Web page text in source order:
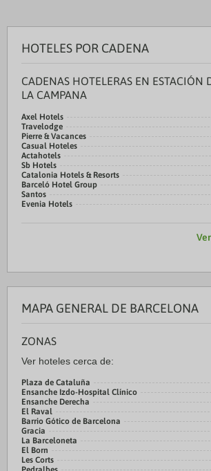
HOTELES POR CADENA
CADENAS HOTELERAS EN ESTACIÓN
LA CAMPANA
Axel Hotels
Travelodge
Pierre & Vacances
Casual Hoteles
Actahotels
Sb Hotels
Catalonia Hotels & Resorts
Barceló Hotel Group
Santos
Evenia Hotels
MAPA GENERAL DE BARCELONA
ZONAS
Ver hoteles cerca de:
Plaza de Cataluña
Ensanche Izdo-Hospital Clínico
Ensanche Derecha
El Raval
Barrio Gótico de Barcelona
Gracia
La Barceloneta
El Born
Les Corts